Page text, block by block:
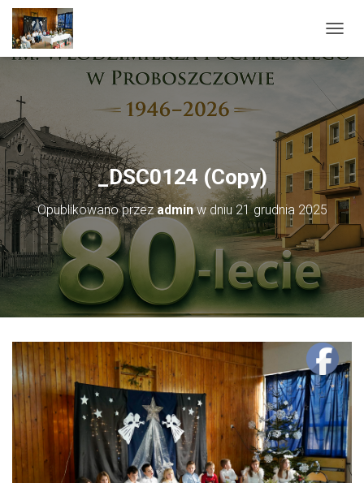
_DSC0124 (Copy)
Opublikowano przezadminw dniu21 grudnia 2025